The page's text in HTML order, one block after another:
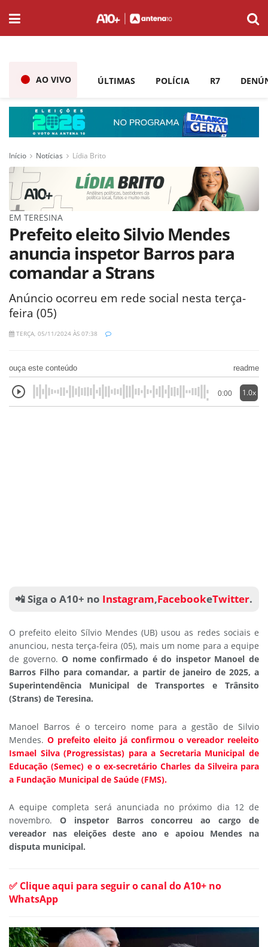
AO VIVO ÚLTIMAS POLÍCIA R7
Início Notícias Lídia Brito
EM TERESINA
Prefeito eleito Silvio Mendes
anuncia inspetor Barros para
comandar a Strans
Anúncio ocorreu em rede social nesta terça-
feira (05)
TERÇA, 05/11/2024 ÀS 07:38
ouça este conteúdo readme
0:00 1.0x
📲 Siga o A10+ no Instagram,FacebookeTwitter.
O prefeito eleito Sílvio Mendes (UB) usou as redes sociais e
anunciou, nesta terça-feira (05), mais um nome para a equipe
de governo.O nome confirmado é do inspetor Manoel de
Barros Filho para comandar, a partir de janeiro de 2025, a
Superintendência Municipal de Transportes e Trânsito
(Strans) de Teresina.
Manoel Barros é o terceiro nome para a gestão de Silvio
Mendes. O prefeito eleito já confirmou o vereador reeleito
Ismael Silva (Progressistas) para a Secretaria Municipal de
Educação (Semec) e o ex-secretário Charles da Silveira para
a Fundação Municipal de Saúde (FMS).
A equipe completa será anunciada no próximo dia 12 de
novembro.
O inspetor Barros concorreu ao cargo de
vereador nas eleições deste ano e apoiou Mendes na
disputa municipal.
✅ Clique aqui para seguir o canal do A10+ no
WhatsApp